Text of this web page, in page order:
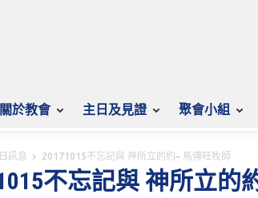
關於教會 主日及見證 聚會小組
訊息 20171015不忘記與 神所立的約– 馬傳旺牧師
不忘記與 神所立的